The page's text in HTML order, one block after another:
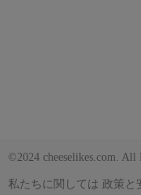
©2024 cheeselikes.com. All
私たちに関しては 政策と